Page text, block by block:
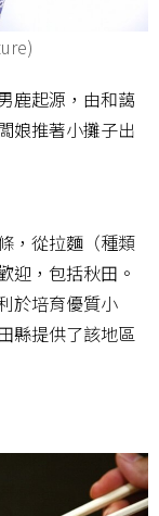
鹿起源，由和藹
娘推著小攤子出
，從拉麵（種類
迎，包括秋田。
於培育優質小
縣提供了該地區